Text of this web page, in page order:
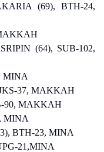
(69), BTH-24,
(64), SUB-102,
MINA
37, MAKKAH
90, MAKKAH
MINA
BTH-23, MINA
21,MINA